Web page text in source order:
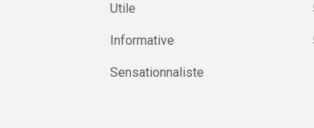
Utile
Informative